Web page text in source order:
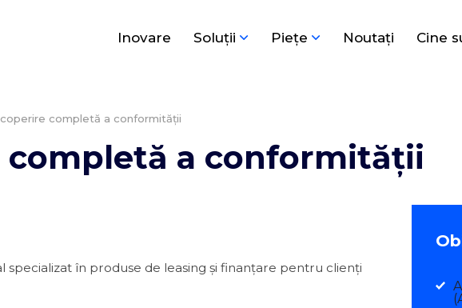
Inovare Soluţii Pieţe Noutați Cine
completă a conformității
completă a conformității
în produse de leasing și finanțare pentru clienți